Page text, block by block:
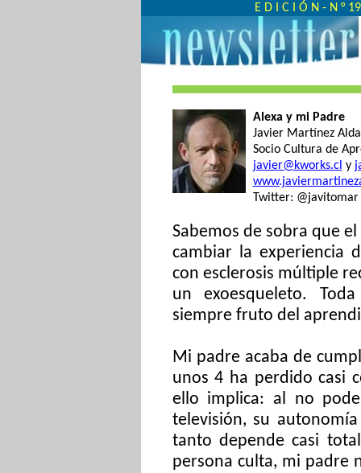
E D I C I Ó N - N °
Alexa y mi Padre
Javier Martínez
Socio Cultura de
javier@kworks.cl y
Twitter:
Sabemos de sobra que
cambiar la experiencia
con esclerosis múltiple
un exoesqueleto.
siempre fruto del
Mi padre acaba de
unos 4 ha perdido casi
ello implica: al no
televisión, su
tanto depende casi
persona culta, mi padre